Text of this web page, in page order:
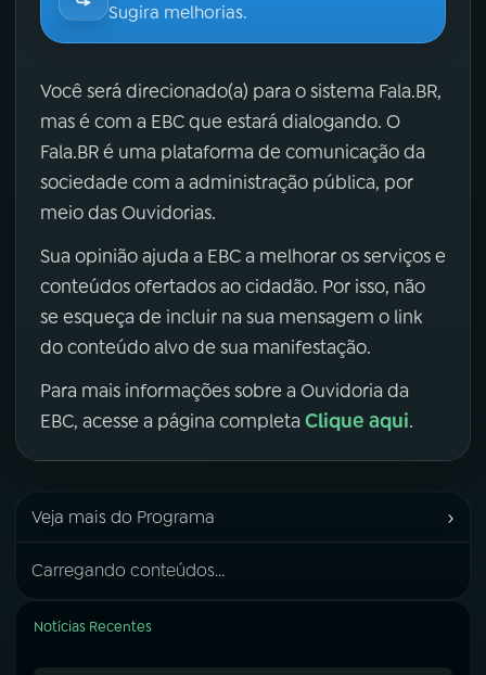
Sugira melhorias.
Você será direcionado(a) para o sistema Fala.BR,
mas é com a EBC que estará dialogando. O
Fala.BR é uma plataforma de comunicação da
sociedade com a administração pública, por
meio das Ouvidorias.
Sua opinião ajuda a EBC a melhorar os serviços e
conteúdos ofertados ao cidadão. Por isso, não
se esqueça de incluir na sua mensagem o link
do conteúdo alvo de sua manifestação.
Para mais informações sobre a Ouvidoria da
EBC, acesse a página completa Clique aqui.
Veja mais do Programa ›
Carregando conteúdos...
Notícias Recentes